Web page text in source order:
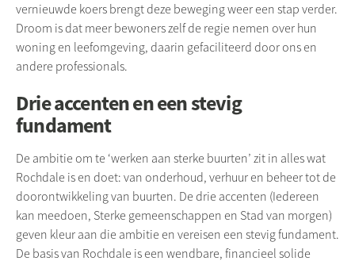
vernieuwde koers brengt deze beweging weer een stap verder.
Droom is dat meer bewoners zelf de regie nemen over hun
woning en leefomgeving, daarin gefaciliteerd door ons en
andere professionals.
Drie accenten en een stevig
fundament
De ambitie om te ‘werken aan sterke buurten’ zit in alles wat
Rochdale is en doet: van onderhoud, verhuur en beheer tot de
doorontwikkeling van buurten. De drie accenten (Iedereen
kan meedoen, Sterke gemeenschappen en Stad van morgen)
geven kleur aan die ambitie en vereisen een stevig fundament.
De basis van Rochdale is een wendbare, financieel solide